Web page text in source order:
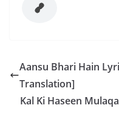
Aansu Bhari Hain
Translation]
Kal Ki Haseen